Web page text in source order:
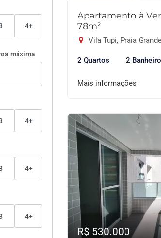
4+
máxima
4+
4+
4+
Apartamento à
78m²
Vila Tupi, Praia
2 Quartos 2
Mais informações
R$ 530.000